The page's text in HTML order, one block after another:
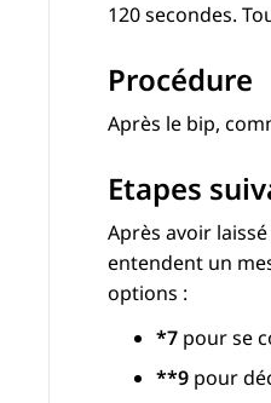
120 secondes.
Procédure
Après le bip,
Etapes
Après avoir
entendent un
options :
*7 pour se
**9 pour